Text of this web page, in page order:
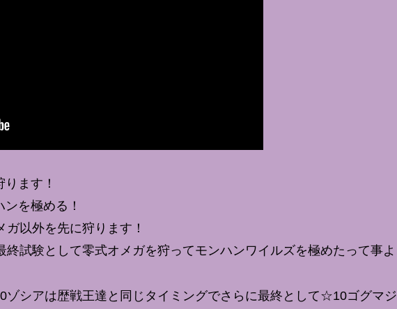
ます！
を極める！
以外を先に狩ります！
試験として零式オメガを狩ってモンハンワイルズを極めたって事よ
シアは歴戦王達と同じタイミングでさらに最終として☆10ゴグマジ